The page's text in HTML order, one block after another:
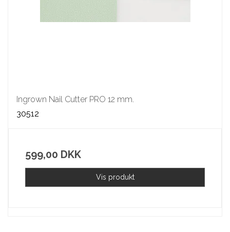
Ingrown Nail Cutter PRO 12 mm.
30512
599,00 DKK
Vis produkt